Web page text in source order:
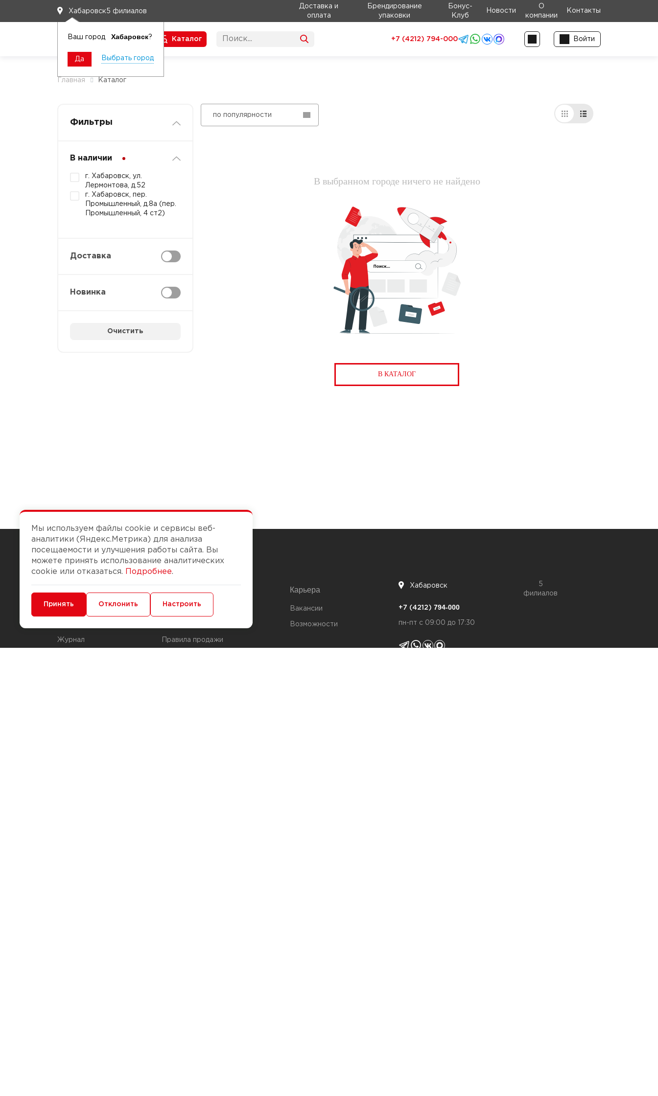
Хабаровск5 филиалов
Ваш город Хабаровск?
Да Выбрать город
Доставка и
оплата
Брендирование
упаковки
Бонус-
Клуб
Новости
О
компании
Контакты
Каталог +7 (4212) 794-000 Войти
Главная Каталог
Фильтры
В наличии
г. Хабаровск, ул.
Лермонтова, д.52
г. Хабаровск, пер.
Промышленный, д.8а (пер.
Промышленный, 4 ст2)
Доставка
Новинка
Очистить
по популярности
В выбранном городе ничего не найдено
В КАТАЛОГ
Чтобы вам легко работалось
Журнал
Доставка и оплата
Правила продажи
Карьера
Вакансии
Возможности
Хабаровск
5
филиалов
+7 (4212) 794-000
пн-пт с 09:00 до 17:30
Мы используем файлы cookie и сервисы веб-
аналитики (Яндекс.Метрика) для анализа
посещаемости и улучшения работы сайта. Вы
можете принять использование аналитических
cookie или отказаться.
Подробнее.
Минимальные Функциональные/Аналитические
Принять Отклонить Настроить